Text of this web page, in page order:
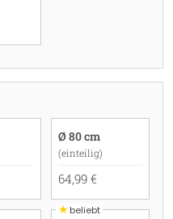
Ø 80 cm
(einteilig)
64,99 €
★beliebt